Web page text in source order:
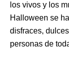
los vivos y los
Halloween se
disfraces,
personas de